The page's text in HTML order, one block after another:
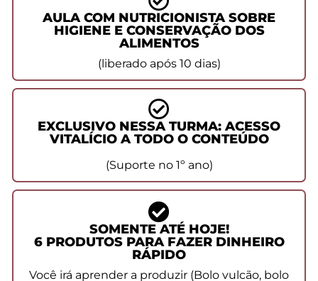
AULA COM NUTRICIONISTA SOBRE
HIGIENE E CONSERVAÇÃO DOS
ALIMENTOS
(liberado após 10 dias)
EXCLUSIVO NESSA TURMA: ACESSO
VITALÍCIO A TODO O CONTEÚDO
(Suporte no 1º ano)
SOMENTE ATÉ HOJE!
6 PRODUTOS PARA FAZER DINHEIRO
RÁPIDO
Você irá aprender a produzir (Bolo vulcão, bolo